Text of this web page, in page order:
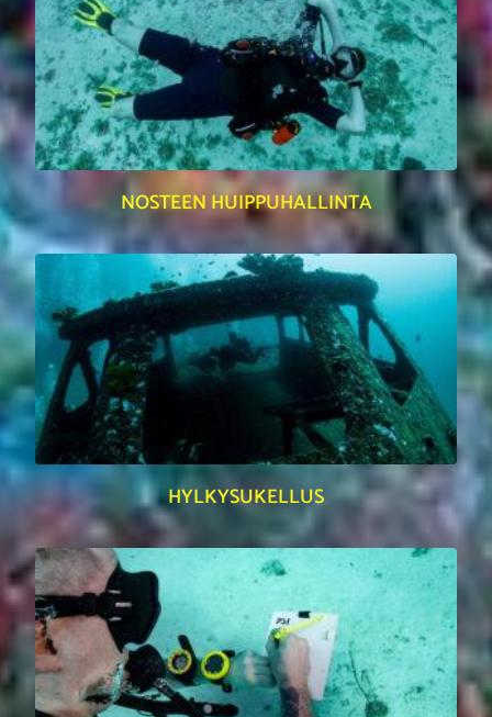
NOSTEEN HUIPPUHALLINTA
HYLKYSUKELLUS